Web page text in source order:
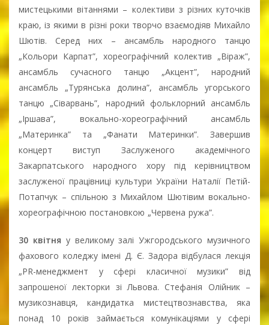
мистецькими вітаннями – колективи з різних куточків
краю, із якими в різні роки творчо взаємодіяв Михайло
Шютів. Серед них – ансамбль народного танцю
„Кольори Карпат”, хореографічний колектив „Віраж”,
ансамбль сучасного танцю „Акцент”, народний
ансамбль „Турянська долина”, ансамбль угорського
танцю „Сіварвань”, народний фольклорний ансамбль
„Іршава”, вокально-хореографічний ансамбль
„Материнка” та „Фанати Материнки”. Завершив
концерт виступ Заслуженого академічного
Закарпатського народного хору під керівництвом
заслуженої працівниці культури України Наталії Петій-
Потапчук – спільною з Михайлом Шютівим вокально-
хореографічною постановкою „Червена ружа”.
30 квітня у великому залі Ужгородського музичного
фахового коледжу імені Д. Є. Задора відбулася лекція
„PR-менеджмент у сфері класичної музики” від
запрошеної лекторки зі Львова. Стефанія Олійник –
музикознавця, кандидатка мистецтвознавства, яка
понад 10 років займається комунікаціями у сфері